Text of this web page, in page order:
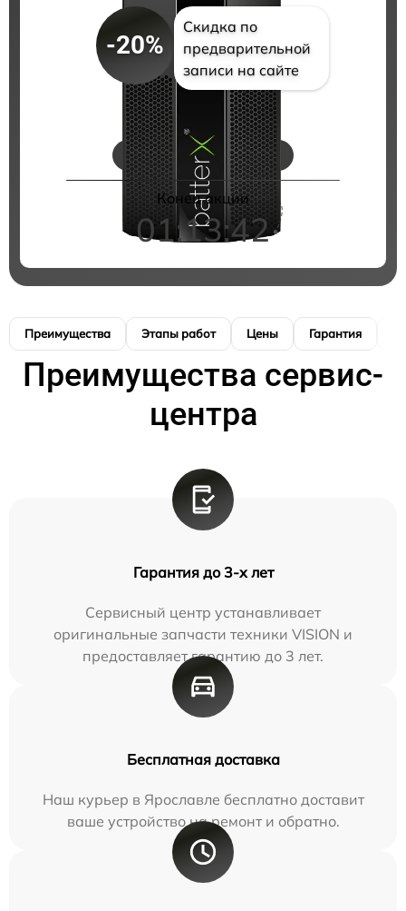
-20%
Скидка по
предварительной
записи на сайте
Цены на ремонт
Конец акции
01:13:41
Преимущества Этапы работ Цены Гарантия
Преимущества сервис-
центра
Гарантия до 3-х лет
Сервисный центр устанавливает
оригинальные запчасти техники VISION и
предоставляет гарантию до 3 лет.
Бесплатная доставка
Наш курьер в Ярославле бесплатно доставит
ваше устройство на ремонт и обратно.